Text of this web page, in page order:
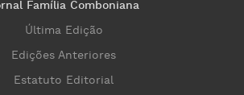
Família Comboniana
Última Edição
Edições Anteriores
Estatuto Editorial